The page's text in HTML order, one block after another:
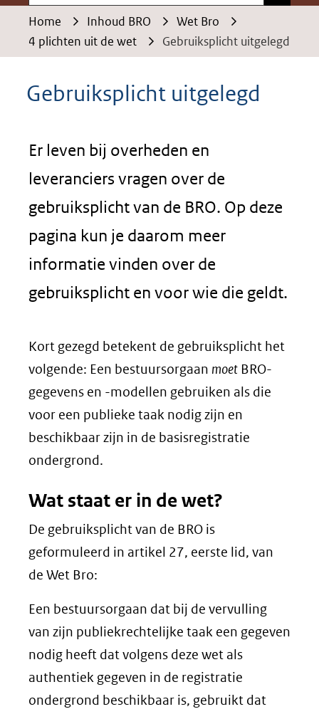
Home Inhoud BRO
Wet Bro
4 plichten uit de wet
Gebruiksplicht uitgelegd
Gebruiksplicht uitgelegd
Er leven bij overheden en
leveranciers vragen over de
gebruiksplicht van de BRO. Op deze
pagina kun je daarom meer
informatie vinden over de
gebruiksplicht en voor wie die geldt.
Kort gezegd betekent de gebruiksplicht het
volgende: Een bestuursorgaan moet BRO-
gegevens en -modellen gebruiken als die
voor een publieke taak nodig zijn en
beschikbaar zijn in de basisregistratie
ondergrond.
Wat staat er in de wet?
De gebruiksplicht van de BRO is
geformuleerd in artikel 27, eerste lid, van
de Wet Bro:
Een bestuursorgaan dat bij de vervulling
van zijn publiekrechtelijke taak een gegeven
nodig heeft dat volgens deze wet als
authentiek gegeven in de registratie
ondergrond beschikbaar is, gebruikt dat